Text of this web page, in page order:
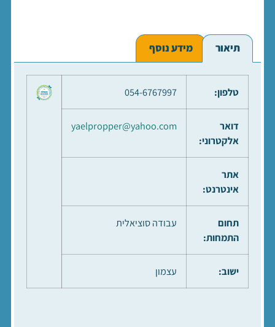
תיאור מידע נוסף
טלפון: 054-6767997
דואר
אלקטרוני:
yaelpropper@yahoo.com
אתר
אינטרנט:
תחום
התמחות:
עבודה סוציאלית
ישוב: עצמון